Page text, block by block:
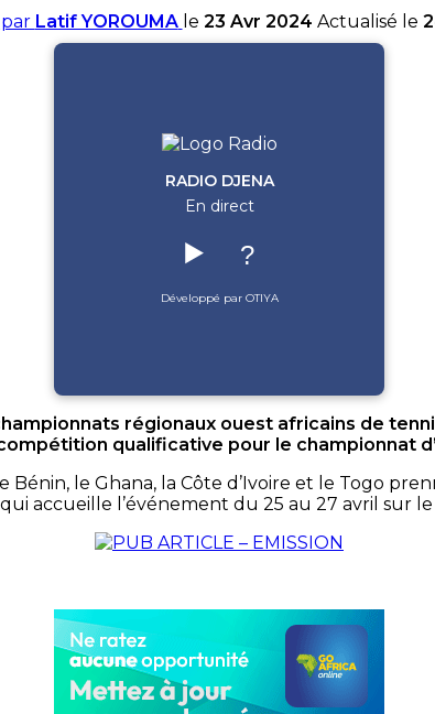
Latif YOROUMA le 23 Avr 2024 Actualisé le
RADIO DJENA
En direct
▶️ ?
Développé par OTIYA
régionaux ouest africains de
qualificative pour le championnat
Bénin, le Ghana, la Côte d’Ivoire et le Togo
accueille l’événement du 25 au 27 avril sur